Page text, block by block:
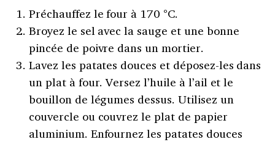
Préchauffez le four à 170 °C.
Broyez le sel avec la sauge et une bonne
pincée de poivre dans un mortier.
Lavez les patates douces et déposez-les dans
un plat à four. Versez l’huile à l’ail et le
bouillon de légumes dessus. Utilisez un
couvercle ou couvrez le plat de papier
aluminium. Enfournez les patates douces